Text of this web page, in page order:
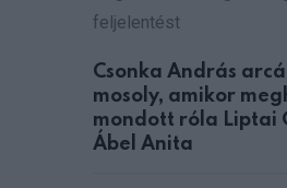
feljelentést
Csonka András
mosoly, amikor
mondott róla Liptai
Ábel Anita